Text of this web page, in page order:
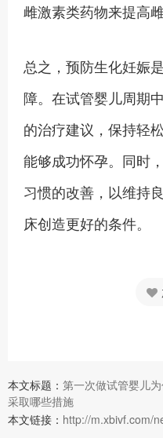
雌激素类药物来提高
总之，预防生化妊娠
障。在试管婴儿周期
的治疗建议，保持轻
能够成功怀孕。同时
习惯的改善，以维持
床创造更好的条件。
本文标题： 第一次做试管婴儿
采取哪些措施
本文链接： http://m.xbivf.com/